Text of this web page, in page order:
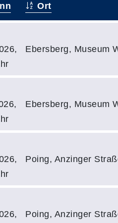
Ort
Ebersberg, Museum
Ebersberg, Museum
Poing, Anzinger
Poing, Anzinger